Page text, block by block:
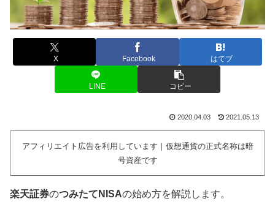
X Facebook はてブ
LINE コピー
2020.04.03 2021.05.13
アフィリエイト広告を利用しています｜仮想通貨の正式名称は暗
号資産です
楽天証券のつみたてNISAの始め方を解説します。